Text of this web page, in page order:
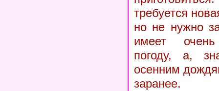
требуется
но не нужно
имеет очень
погоду, а,
осенним
заранее.